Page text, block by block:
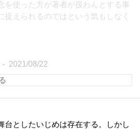
を使った方が著者が扱わんとする事
捉えられるのではという気もしなく
2021/08/22
台としたいじめは存在する。しかし